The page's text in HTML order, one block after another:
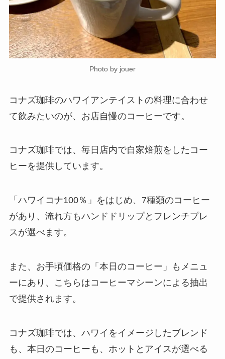
Photo by jouer
コナズ珈琲のハワイアンテイストの料理に合わせ
て飲みたいのが、お店自慢のコーヒーです。
コナズ珈琲では、毎日店内で自家焙煎をしたコー
ヒーを提供しています。
「ハワイコナ100％」をはじめ、7種類のコーヒー
があり、淹れ方もハンドドリップとフレンチプレ
スが選べます。
また、お手頃価格の「本日のコーヒー」もメニュ
ーにあり、こちらはコーヒーマシーンによる抽出
で提供されます。
コナズ珈琲では、ハワイをイメージしたブレンド
も、本日のコーヒーも、ホットとアイスが選べる